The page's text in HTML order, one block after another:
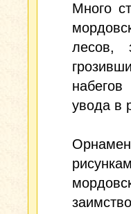
Много
лесов,
увода в